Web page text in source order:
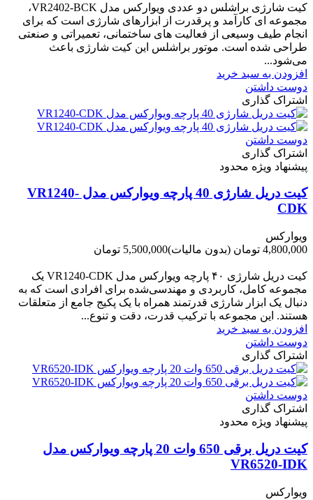
کیت شارژی براشلس دو عددی ویوارکس مدل VR2402-BCK،
مجموعه ای کارآمد و پرقدرت از ابزارهای شارژی است که برای
انجام طیف وسیعی از فعالیت های ساختمانی، تعمیراتی و صنعتی
طراحی شده است. موتور براشلس این کیت شارژی باعث
می‌شود...
افزودن به سبد خرید
دوست داشتن
اشتراک گذاری
دوست داشتن
اشتراک گذاری
پیشنهاد ویژه محدود
کیت دریل شارژی 40 پارچه ویوارکس مدل VR1240-
CDK
ویوارکس
4,800,000 تومان
(بدون مالیات)5,500,000 تومان
کیت دریل شارژی ۴۰ پارچه ویوارکس مدل VR1240‑CDK یک
مجموعه کامل، کاربردی و مهندسی‌شده برای افرادی است که به
دنبال یک ابزار شارژی قدرتمند همراه با یک پکیج جامع از متعلقات
هستند. این مجموعه با ترکیب قدرت، دقت و تنوع...
افزودن به سبد خرید
دوست داشتن
اشتراک گذاری
دوست داشتن
اشتراک گذاری
پیشنهاد ویژه محدود
کیت دریل برقی 650 وات 20 پارچه ویوارکس مدل
VR6520-IDK
ویوارکس